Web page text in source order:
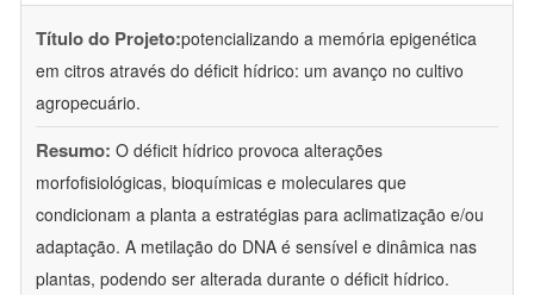
Título do Projeto:potencializando a memória epigenética
em citros através do déficit hídrico: um avanço no cultivo
agropecuário.
Resumo: O déficit hídrico provoca alterações
morfofisiológicas, bioquímicas e moleculares que
condicionam a planta a estratégias para aclimatização e/ou
adaptação. A metilação do DNA é sensível e dinâmica nas
plantas, podendo ser alterada durante o déficit hídrico.